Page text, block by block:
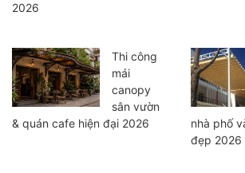
2026
Thi công
mái
canopy
sân vườn
& quán cafe hiện đại 2026
nhà phố
đẹp 2026